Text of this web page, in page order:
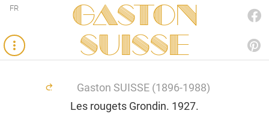
Gaston
SUISSE
FR
Gaston SUISSE (1896-1988)
Les rougets Grondin. 1927.